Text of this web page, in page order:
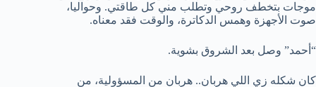
موجات بتخطف روحي وتطلب مني كل طاقتي. وحواليا،
صوت الأجهزة وهمس الدكاترة، والوقت فقد معناه.
“أحمد” وصل بعد الشروق بشوية.
كان شكله زي اللي هربان.. هربان من المسؤولية، من